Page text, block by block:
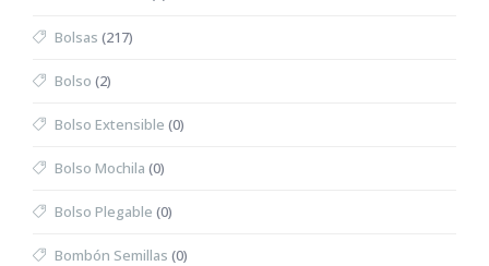
Bolsas (217)
Bolso (2)
Bolso Extensible (0)
Bolso Mochila (0)
Bolso Plegable (0)
Bombón Semillas (0)